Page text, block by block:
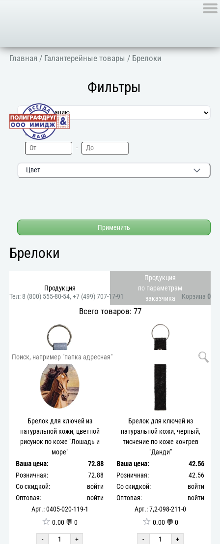
Корзина 0
Тел: 8 (800) 555-80-54,+7 (499) 707-17-91
Главная / Галантерейные товары / Брелоки
Фильтры
Цена
-
Цвет
Применить
Брелоки
Продукция
Продукция
по параметрам
заказчика
Всего товаров: 77
Брелок для ключей из
натуральной кожи, цветной
рисунок по коже "Лошадь и
море"
Ваша цена:
72.88
Розничная:
72.88
Со скидкой:
войти
Оптовая:
войти
Арт.: 0405-020-119-1
☆ 0.00 💬 0
-
+
Брелок для ключей из
натуральной кожи, черный,
тиснение по коже конгрев
"Данди"
Ваша цена:
42.56
Розничная:
42.56
Со скидкой:
войти
Оптовая:
войти
Арт.: 7,2-098-211-0
☆ 0.00 💬 0
-
+